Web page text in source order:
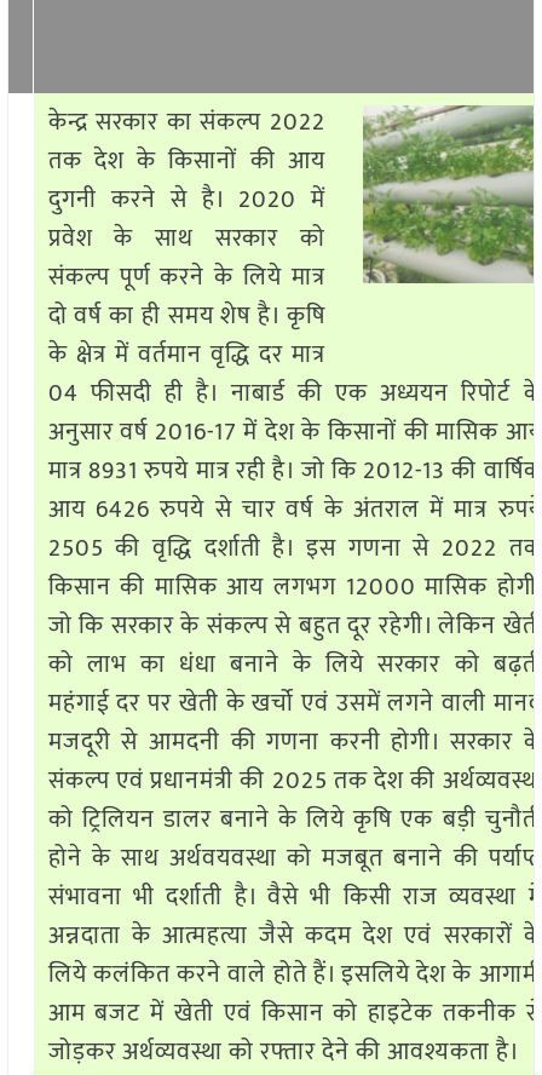
केन्द्र सरकार का संकल्प 2022
तक देश के किसानों की आय
दुगनी करने से है। 2020 में
प्रवेश के साथ सरकार को
संकल्प पूर्ण करने के लिये मात्र
दो वर्ष का ही समय शेष है। कृषि
के क्षेत्र में वर्तमान वृद्धि दर मात्र
04 फीसदी ही है। नाबार्ड की एक अध्ययन रिपोर्ट के
अनुसार वर्ष 2016-17 में देश के किसानों की मासिक आय
मात्र 8931 रुपये मात्र रही है। जो कि 2012-13 की वार्षिक
आय 6426 रुपये से चार वर्ष के अंतराल में मात्र रुपये
2505 की वृद्धि दर्शाती है। इस गणना से 2022 तक
किसान की मासिक आय लगभग 12000 मासिक होगी,
जो कि सरकार के संकल्प से बहुत दूर रहेगी। लेकिन खेती
को लाभ का धंधा बनाने के लिये सरकार को बढ़ती
महंगाई दर पर खेती के खर्चो एवं उसमें लगने वाली मानव
मजदूरी से आमदनी की गणना करनी होगी। सरकार के
संकल्प एवं प्रधानमंत्री की 2025 तक देश की अर्थव्यवस्था
को ट्रिलियन डालर बनाने के लिये कृषि एक बड़ी चुनौती
होने के साथ अर्थवयवस्था को मजबूत बनाने की पर्याप्त
संभावना भी दर्शाती है। वैसे भी किसी राज व्यवस्था में
अन्नदाता के आत्महत्या जैसे कदम देश एवं सरकारों के
लिये कलंकित करने वाले होते हैं। इसलिये देश के आगामी
आम बजट में खेती एवं किसान को हाइटेक तकनीक से
जोड़कर अर्थव्यवस्था को रफ्तार देने की आवश्यकता है।